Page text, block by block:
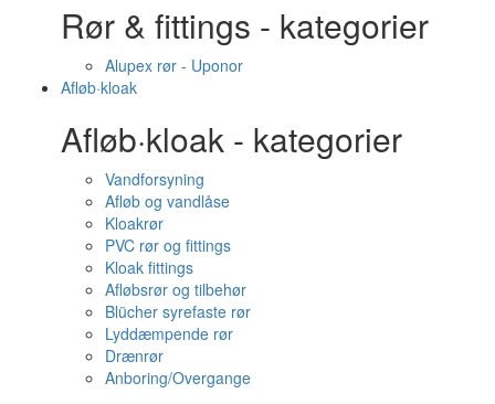
Rør & fittings - kategorier
Alupex rør - Uponor
Afløb·kloak
Afløb·kloak - kategorier
Vandforsyning
Afløb og vandlåse
Kloakrør
PVC rør og fittings
Kloak fittings
Afløbsrør og tilbehør
Blücher syrefaste rør
Lyddæmpende rør
Drænrør
Anboring/Overgange